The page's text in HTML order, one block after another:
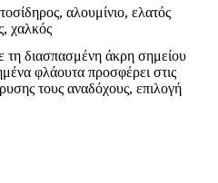
αλουμίνιο, ελατός
χαλκός
τη διασπασμένη άκρη σημείου
φλάουτα προσφέρει στις
τους αναδόχους, επιλογή